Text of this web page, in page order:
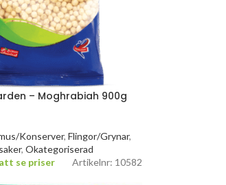
– Moghrabiah 900g
Konserver, Flingor/Grynar,
, Okategoriserad
se priser
Artikelnr: 10582